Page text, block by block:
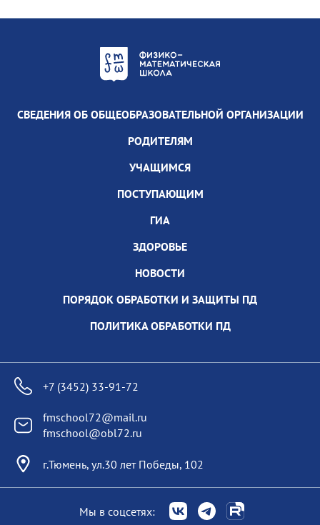
СВЕДЕНИЯ ОБ ОБЩЕОБРАЗОВАТЕЛЬНОЙ ОРГАНИЗАЦИИ
РОДИТЕЛЯМ
УЧАЩИМСЯ
ПОСТУПАЮЩИМ
ГИА
ЗДОРОВЬЕ
НОВОСТИ
ПОРЯДОК ОБРАБОТКИ И ЗАЩИТЫ ПД
ПОЛИТИКА ОБРАБОТКИ ПД
+7 (3452) 33-91-72
fmschool72@mail.ru
fmschool@obl72.ru
г.Тюмень, ул.30 лет Победы, 102
Мы в соцсетях: